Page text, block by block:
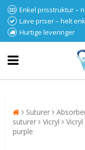
Enkel prisstruktur –
Lave priser – helt
Hurtige leveringer
Suturer
suturer
Vicryl
purple